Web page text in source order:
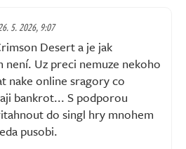
5. 2026, 9:07
Desert a je jak
není. Uz preci nemuze nekoho
nake online sragory co
bankrot... S podporou
do singl hry mnohem
pusobi.